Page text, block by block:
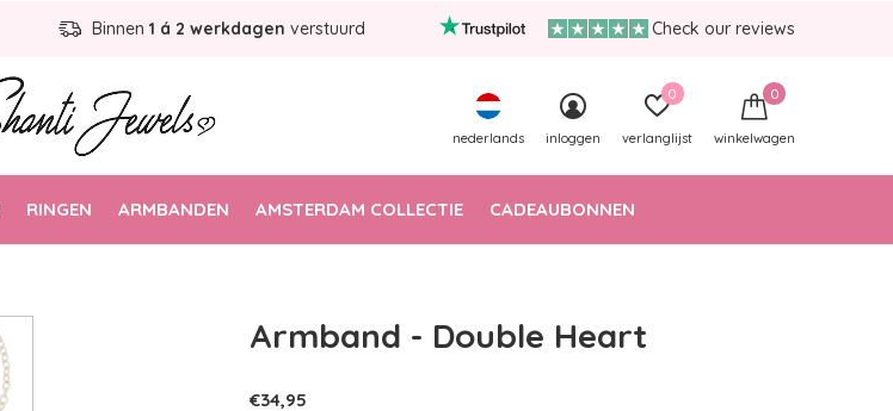
RINGEN ARMBANDEN AMSTERDAM COLLECTIE CADEAUBONNEN
nederlands inloggen verlanglijst
0
winkelwagen
0
Binnen 1 á 2 werkdagen verstuurd Check our reviews
Armband - Double Heart
€34,95